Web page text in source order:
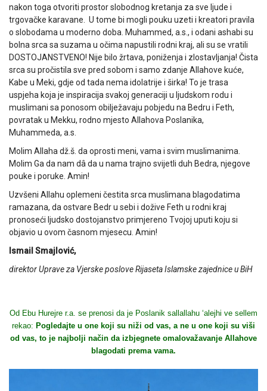
nakon toga otvoriti prostor slobodnog kretanja za sve ljude i
trgovačke karavane. U tome bi mogli pouku uzeti i kreatori pravila
o slobodama u moderno doba. Muhammed, a.s., i odani ashabi su
bolna srca sa suzama u očima napustili rodni kraj, ali su se vratili
DOSTOJANSTVENO! Nije bilo žrtava, poniženja i zlostavljanja! Čista
srca su pročistila sve pred sobom i samo zdanje Allahove kuće,
Kabe u Meki, gdje od tada nema idolatrije i širka! To je trasa
uspjeha koja je inspiracija svakoj generaciji u ljudskom rodu i
muslimani sa ponosom obilježavaju pobjedu na Bedru i Feth,
povratak u Mekku, rodno mjesto Allahova Poslanika,
Muhammeda, a.s.
Molim Allaha dž.š. da oprosti meni, vama i svim muslimanima.
Molim Ga da nam dâ da u nama trajno svijetli duh Bedra, njegove
pouke i poruke. Amin!
Uzvšeni Allahu oplemeni čestita srca muslimana blagodatima
ramazana, da ostvare Bedr u sebi i dožive Feth u rodni kraj
pronoseći ljudsko dostojanstvo primjereno Tvojoj uputi koju si
objavio u ovom časnom mjesecu. Amin!
Ismail Smajlović,
direktor Uprave za Vjerske poslove Rijaseta Islamske zajednice u BiH
Od Ebu Hurejre r.a. se prenosi da je Poslanik sallallahu ‘alejhi ve sellem
rekao: Pogledajte u one koji su niži od vas, a ne u one koji su viši
od vas, to je najbolji način da izbjegnete omalovažavanje Allahove
blagodati prema vama.